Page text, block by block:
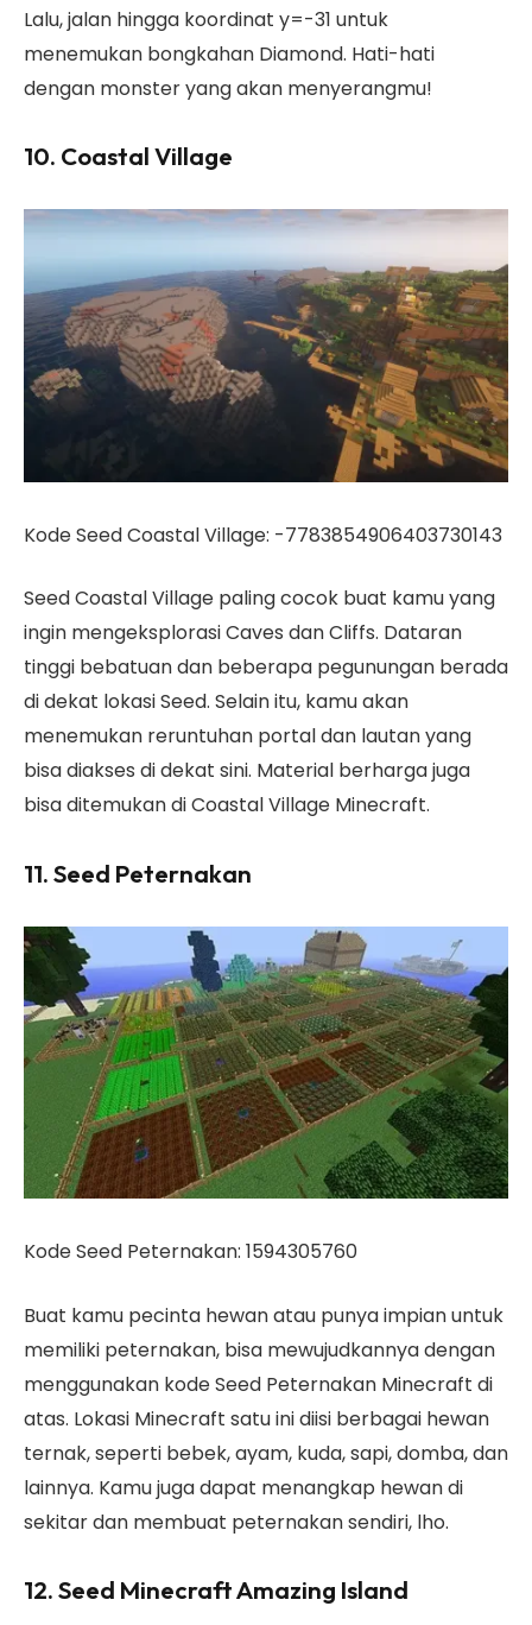
Lalu, jalan hingga koordinat y=-31 untuk
menemukan bongkahan Diamond. Hati-hati
dengan monster yang akan menyerangmu!
10. Coastal Village
Kode Seed Coastal Village: -7783854906403730143
Seed Coastal Village paling cocok buat kamu yang
ingin mengeksplorasi Caves dan Cliffs. Dataran
tinggi bebatuan dan beberapa pegunungan berada
di dekat lokasi Seed. Selain itu, kamu akan
menemukan reruntuhan portal dan lautan yang
bisa diakses di dekat sini. Material berharga juga
bisa ditemukan di Coastal Village Minecraft.
11. Seed Peternakan
Kode Seed Peternakan: 1594305760
Buat kamu pecinta hewan atau punya impian untuk
memiliki peternakan, bisa mewujudkannya dengan
menggunakan kode Seed Peternakan Minecraft di
atas. Lokasi Minecraft satu ini diisi berbagai hewan
ternak, seperti bebek, ayam, kuda, sapi, domba, dan
lainnya. Kamu juga dapat menangkap hewan di
sekitar dan membuat peternakan sendiri, lho.
12. Seed Minecraft Amazing Island